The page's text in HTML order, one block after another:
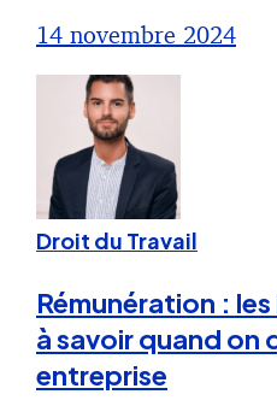
14 novembre 2024
Droit du Travail
Rémunération :
à savoir quand on
entreprise